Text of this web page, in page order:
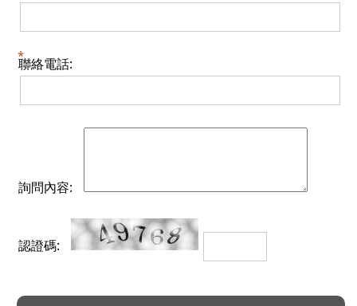
聯絡電話:
詢問內容:
認證碼: